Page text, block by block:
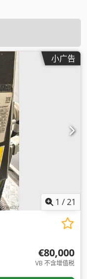
小广告
1 /21
€80,000
VB 不含增值税